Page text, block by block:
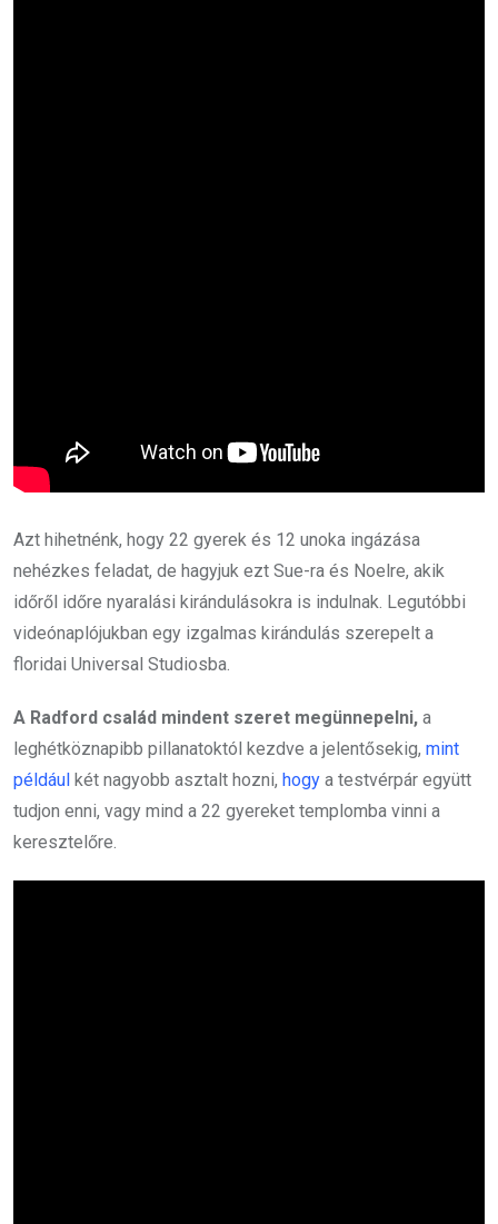
Azt hihetnénk, hogy 22 gyerek és 12 unoka ingázása
nehézkes feladat, de hagyjuk ezt Sue-ra és Noelre, akik
időről időre nyaralási kirándulásokra is indulnak. Legutóbbi
videónaplójukban egy izgalmas kirándulás szerepelt a
floridai Universal Studiosba.
A Radford család mindent szeret megünnepelni, a
leghétköznapibb pillanatoktól kezdve a jelentősekig, mint
például két nagyobb asztalt hozni, hogy a testvérpár együtt
tudjon enni, vagy mind a 22 gyereket templomba vinni a
keresztelőre.